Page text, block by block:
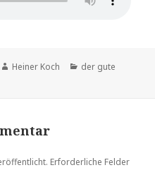
Autor
Heiner Koch Kategorien
der gute
Erforderliche Felder